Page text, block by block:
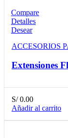
Compare
Detalles
Desear
ACCESORIOS
Extensiones
S/0.00
Añadir al carrito